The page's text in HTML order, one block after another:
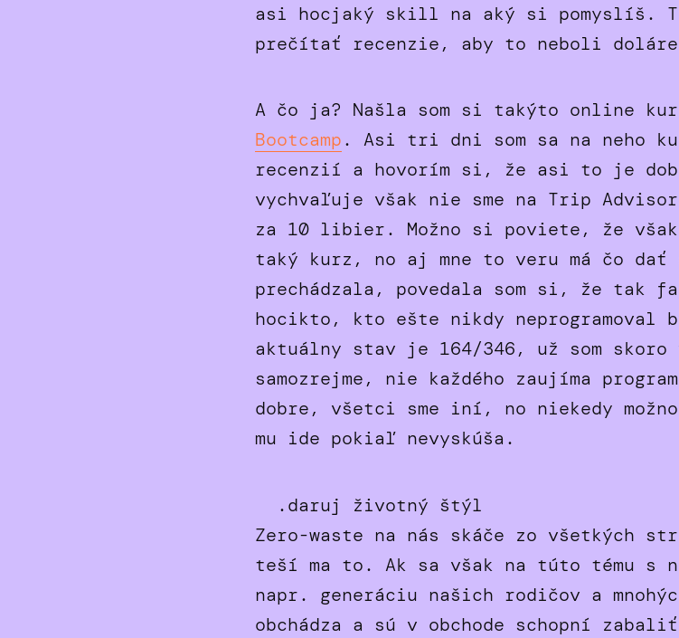
asi hocjaký skill na aký si pomyslíš.
prečítať recenzie, aby to neboli doláre
A čo ja? Našla som si takýto online
Bootcamp. Asi tri dni som sa na neho
recenzií a hovorím si, že asi to je
vychvaľuje však nie sme na Trip
za 10 libier. Možno si poviete, že však
taký kurz, no aj mne to veru má čo dať
prechádzala, povedala som si, že tak
hocikto, kto ešte nikdy neprogramoval
aktuálny stav je 164/346, už som
samozrejme, nie každého zaujíma
dobre, všetci sme iní, no niekedy
mu ide pokiaľ nevyskúša.
.daruj životný štýl
Zero-waste na nás skáče zo všetkých
teší ma to. Ak sa však na túto tému s
napr. generáciu našich rodičov a
obchádza a sú v obchode schopní